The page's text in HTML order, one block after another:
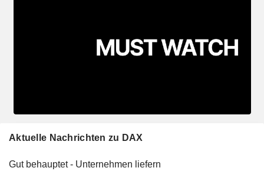
Aktuelle Nachrichten zu DAX
Gut behauptet - Unternehmen liefern